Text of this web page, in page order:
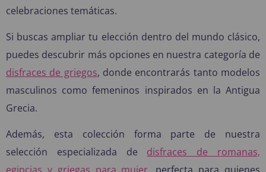
celebraciones temáticas.
Si buscas ampliar tu elección dentro del mundo clásico,
puedes descubrir más opciones en nuestra categoría de
disfraces de griegos, donde encontrarás tanto modelos
masculinos como femeninos inspirados en la Antigua
Grecia.
Además, esta colección forma parte de nuestra
selección especializada de disfraces de romanas,